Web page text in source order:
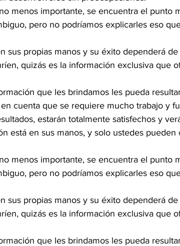
menos importante, se encuentra el punto
pero no podríamos explicarles eso
sus propias manos y su éxito dependerá
quizás es la información exclusiva que
que les brindamos les pueda
cuenta que se requiere mucho trabajo y
estarán totalmente satisfechos y
está en sus manos, y solo ustedes pueden
menos importante, se encuentra el punto
pero no podríamos explicarles eso
sus propias manos y su éxito dependerá
quizás es la información exclusiva que
que les brindamos les pueda